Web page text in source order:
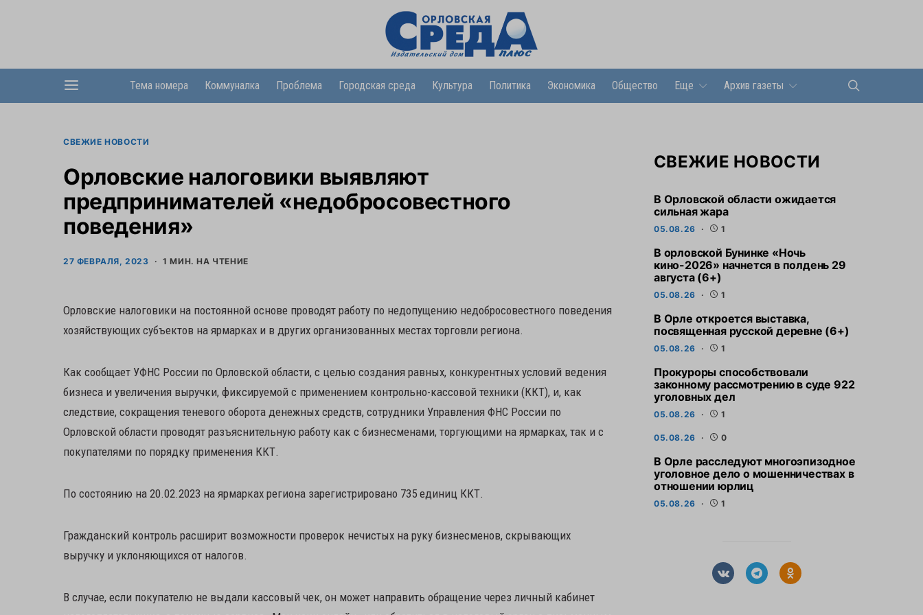
Тема номера Коммуналка Проблема Городская среда Культура Политика Экономика Общество Еще Архив газеты
СВЕЖИЕ НОВОСТИ
Орловские налоговики выявляют
предпринимателей «недобросовестного
поведения»
27 ФЕВРАЛЯ, 2023 1 МИН. НА ЧТЕНИЕ
Орловские налоговики на постоянной основе проводят работу по недопущению недобросовестного поведения
хозяйствующих субъектов на ярмарках и в других организованных местах торговли региона.
Как сообщает УФНС России по Орловской области, с целью создания равных, конкурентных условий ведения
бизнеса и увеличения выручки, фиксируемой с применением контрольно-кассовой техники (ККТ), и, как
следствие, сокращения теневого оборота денежных средств, сотрудники Управления ФНС России по
Орловской области проводят разъяснительную работу как с бизнесменами, торгующими на ярмарках, так и с
покупателями по порядку применения ККТ.
По состоянию на 20.02.2023 на ярмарках региона зарегистрировано 735 единиц ККТ.
Гражданский контроль расширит возможности проверок нечистых на руку бизнесменов, скрывающих
выручку и уклоняющихся от налогов.
В случае, если покупателю не выдали кассовый чек, он может направить обращение через личный кабинет
СВЕЖИЕ НОВОСТИ
В Орловской области ожидается
сильная жара
05.08.26 1
В орловской Бунинке «Ночь
кино-2026» начнется в полдень 29
августа (6+)
05.08.26 1
В Орле откроется выставка,
посвященная русской деревне (6+)
05.08.26 1
Прокуроры способствовали
законному рассмотрению в суде 922
уголовных дел
05.08.26 1
05.08.26 0
В Орле расследуют многоэпизодное
уголовное дело о мошенничествах в
отношении юрлиц
05.08.26 1